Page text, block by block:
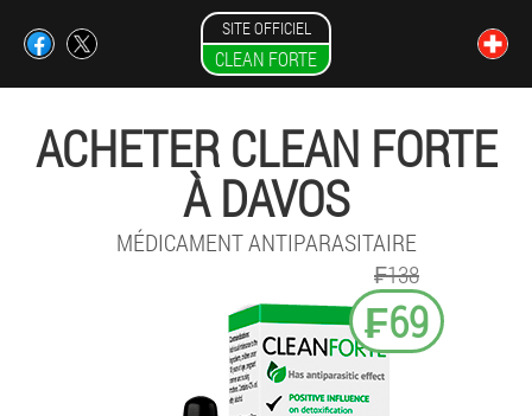
SITE OFFICIEL
CLEAN FORTE
ACHETER CLEAN FORTE
À DAVOS
MÉDICAMENT ANTIPARASITAIRE
₣138
₣69